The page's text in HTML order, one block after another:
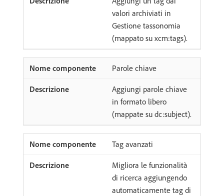
valori archiviati in
Gestione tassonomia
(mappato su xcm:tags).
Parole chiave
Aggiungi parole chiave
in formato libero
(mappate su dc:subject).
Tag avanzati
Migliora le funzionalità
di ricerca aggiungendo
automaticamente tag di